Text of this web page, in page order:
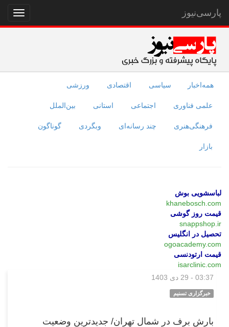
نمایش
منو
پارسی‌نیوز
همه‌اخبار سیاسی اقتصادی ورزشی
علمی فناوری اجتماعی استانی بین‌الملل
فرهنگی‌هنری چند رسانه‌ای وبگردی گوناگون
بازار
لباسشویی بوش
khanebosch.com
قیمت روز گوشی
snappshop.ir
تحصیل در انگلیس
ogoacademy.com
قیمت ارتودنسی
isarclinic.com
03:37 - 29 دی 1403
خبرگزاری تسنیم
بارش برف در شمال تهران/ جدیدترین وضعیت